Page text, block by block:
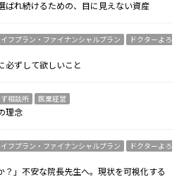
ばれ続けるための、目に見えない資産
イフプラン・ファイナンシャルプラン
ドクターよろ
必ずして欲しいこと
ず相談所 医業経営
理念
イフプラン・ファイナンシャルプラン
ドクターよろ
？」不安な院長先生へ。現状を可視化する